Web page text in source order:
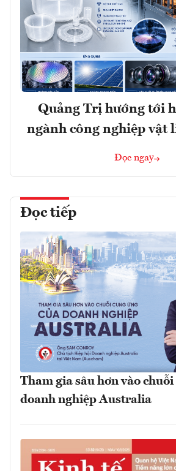
Quảng Trị hướng tới
ngành công nghiệp vật
Đọc ngay
Đọc tiếp
Tham gia sâu hơn vào
doanh nghiệp Australia